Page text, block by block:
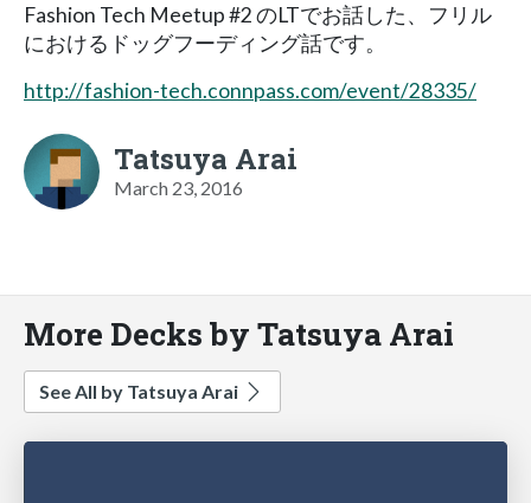
Fashion Tech Meetup #2 のLTでお話した、フリル
におけるドッグフーディング話です。
http://fashion-tech.connpass.com/event/28335/
Tatsuya Arai
March 23, 2016
More Decks by Tatsuya Arai
See All by Tatsuya Arai